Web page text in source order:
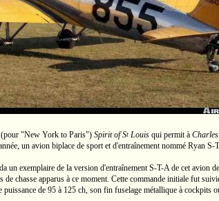
(pour "New York to Paris") Spirit of St Louis qui permit à
un avion biplace de sport et d'entraînement nommé Ryan S-T
un exemplaire de la version d'entraînementS-T-Ade cet avion
chasse apparus à ce moment. Cette commande initiale fut
puissance de 95 à 125 ch, son fin fuselage métallique à cockpits